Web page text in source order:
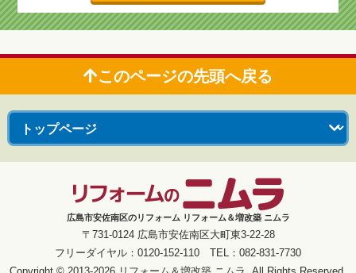
このページの先頭へ戻る
広島市安佐南区のリフォーム リフォーム＆増改築 ニムラ
〒731-0124 広島市安佐南区大町東3-22-28
フリーダイヤル：0120-152-110 TEL：082-831-7730